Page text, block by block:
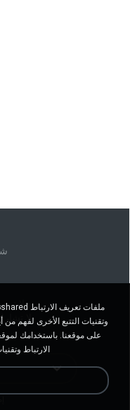
لا
لا
وتقنيات التتبع الأخرى لفهم
على موقعنا. باستخدامك
الارتباط